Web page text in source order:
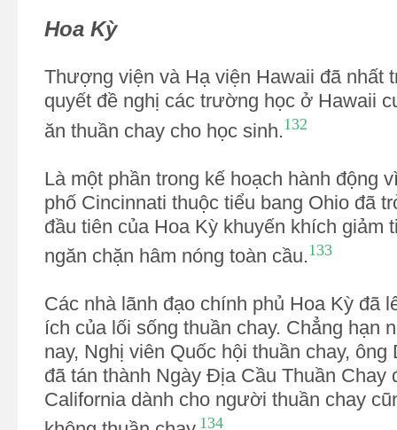
Hoa Kỳ
Thượng viện và Hạ viện Hawaii đã nhất
quyết đề nghị các trường học ở Hawaii
ăn thuần chay cho học sinh.132
Là một phần trong kế hoạch hành động
phố Cincinnati thuộc tiểu bang Ohio đã
đầu tiên của Hoa Kỳ khuyến khích giảm
ngăn chặn hâm nóng toàn cầu.133
Các nhà lãnh đạo chính phủ Hoa Kỳ đã
ích của lối sống thuần chay. Chẳng hạn
nay, Nghị viên Quốc hội thuần chay, ông
đã tán thành Ngày Địa Cầu Thuần Chay
California dành cho người thuần chay
134